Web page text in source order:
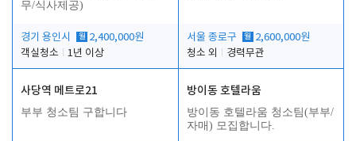
무/식사제공)
경기 용인시 월 2,400,000원
객실청소
1년 이상
서울 종로구 월 2,600,000원
청소 외
경력무관
사당역 메트로21
부부 청소팀 구합니다
방이동 호텔라움
방이동 호텔라움 청소팀(부부/
자매) 모집합니다.